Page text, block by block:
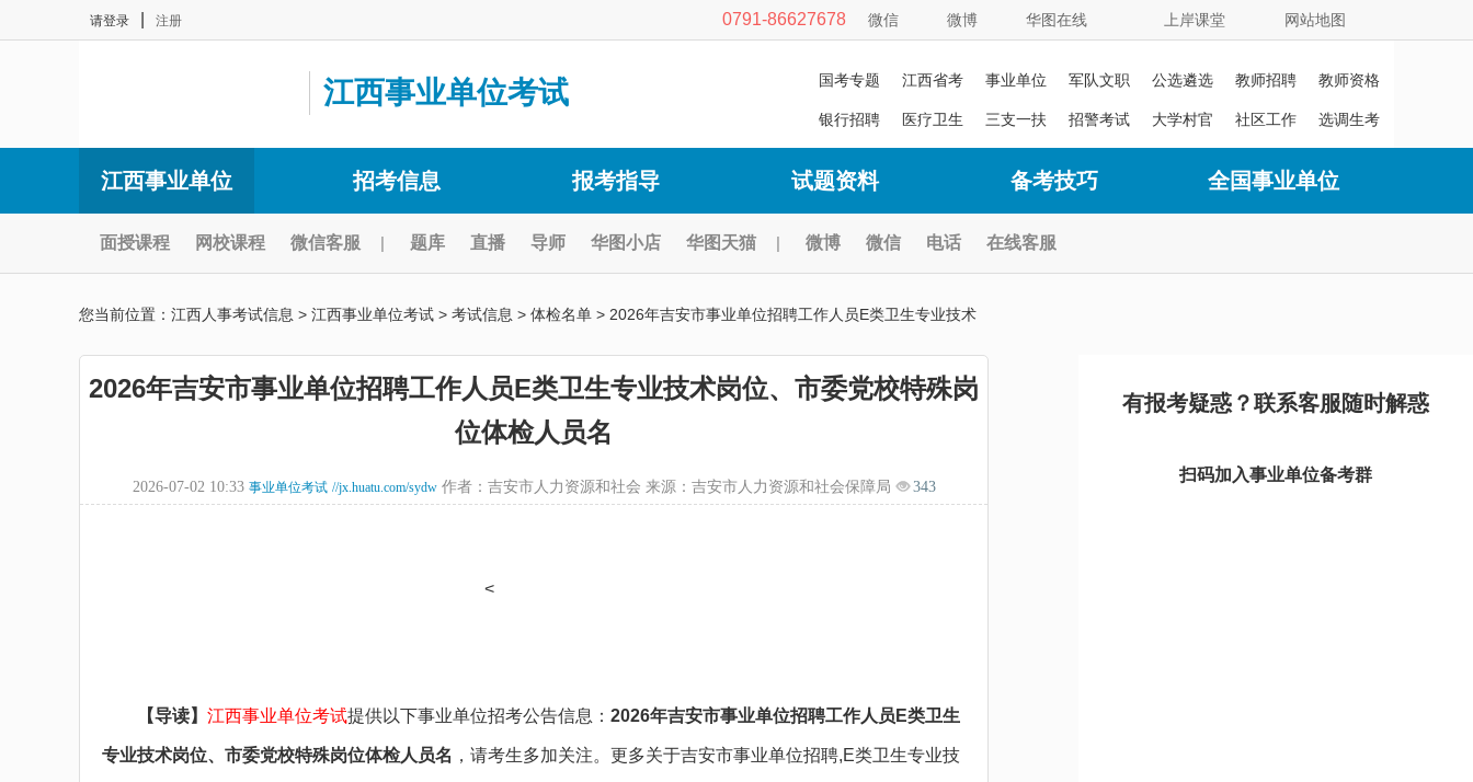
请登录 注册 微信 微博 华图在线 上岸课堂 网站地图
0791-86627678
江西事业单位考试 国考专题 江西省考 事业单位 军队文职 公选遴选 教师招聘
教师资格
证
银行招聘 医疗卫生 三支一扶 招警考试 大学村官
社区工作
选调生考
江西事业单位 招考信息 报考指导 试题资料 备考技巧 全国事业单位
面授课程 网校课程 微信客服 | 题库 直播 导师 华图小店 华图天猫 | 微博 微信 电话 在线客服
您当前位置： 江西人事考试信息 > 江西事业单位考试 > 考试信息 > 体检名单 > 2026年吉安市事业单位招聘工作人员E类卫生专业技术
2026年吉安市事业单位招聘工作人员E类卫生专业技术岗位、市委党校特殊岗
位体检人员名
2026-07-02 10:33 事业单位考试 //jx.huatu.com/sydw作者：吉安市人力资源和社会 来源：吉安市人力资源和社会保障局 343
<
【导读】 江西事业单位考试提供以下事业单位招考公告信息： 2026年吉安市事业单位招聘工作人员E类卫生
专业技术岗位、市委党校特殊岗位体检人员名 ，请考生多加关注。更多关于吉安市事业单位招聘,E类卫生专业技
有报考疑惑？联系客服随时解惑
扫码加入事业单位备考群